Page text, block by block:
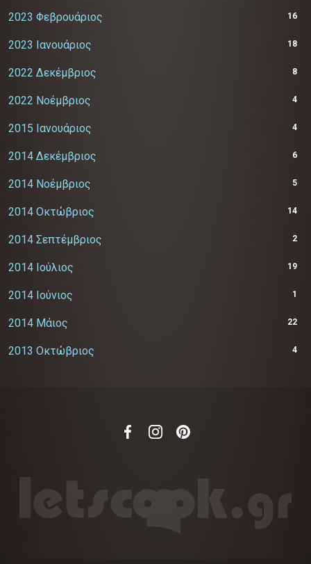
2023 Φεβρουάριος 16
2023 Ιανουάριος 18
2022 Δεκέμβριος 8
2022 Νοέμβριος 4
2015 Ιανουάριος 4
2014 Δεκέμβριος 6
2014 Νοέμβριος 5
2014 Οκτώβριος 14
2014 Σεπτέμβριος 2
2014 Ιούλιος 19
2014 Ιούνιος 1
2014 Μάιος 22
2013 Οκτώβριος 4